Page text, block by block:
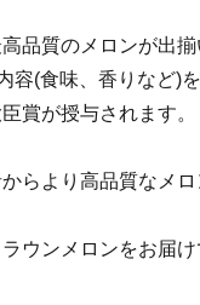
品質のメロンが出揃
容(食味、香りなど)を
賞が授与されます。
らより高品質なメ
ウンメロンをお届け